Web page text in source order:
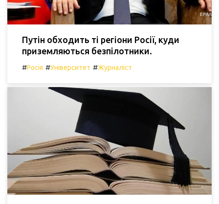
Путін обходить ті регіони Росії, куди
приземляються безпілотники.
#Росія #Університет #Журналіст